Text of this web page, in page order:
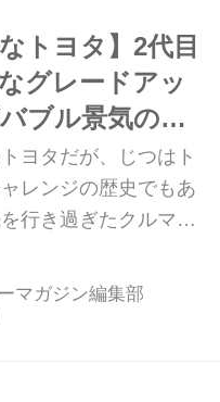
トヨタ】2代目
グレードアッ
ブル景気の崩
（その5）
ヨタだが、じつはト
レンジの歴史でもあ
行き過ぎたクルマか
？ と首をかしげたく
トヨタのチャレンジ
みる。第5回は「2代
マガジン編集部